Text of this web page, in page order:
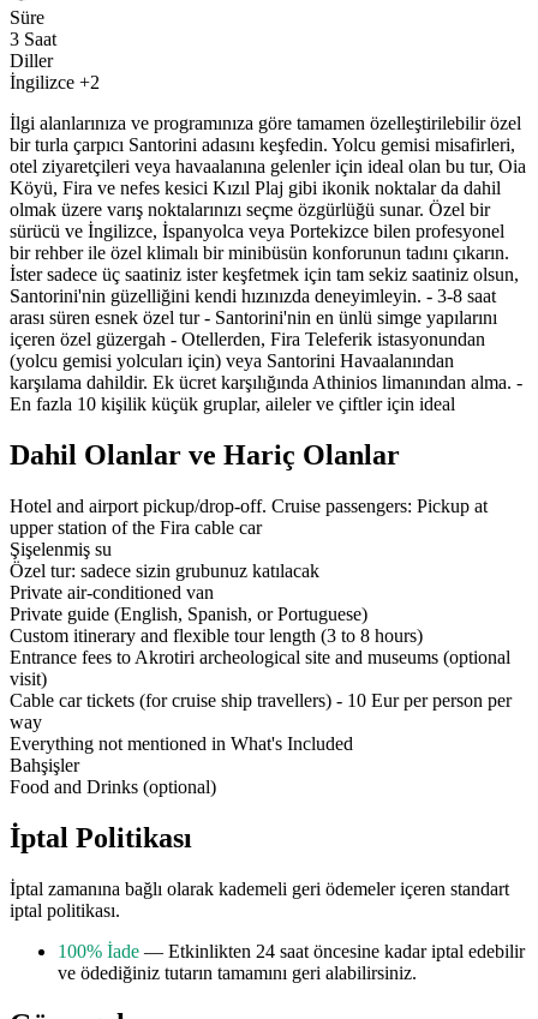
Süre
3 Saat
Diller
İngilizce +2
İlgi alanlarınıza ve programınıza göre tamamen özelleştirilebilir özel
bir turla çarpıcı Santorini adasını keşfedin. Yolcu gemisi misafirleri,
otel ziyaretçileri veya havaalanına gelenler için ideal olan bu tur, Oia
Köyü, Fira ve nefes kesici Kızıl Plaj gibi ikonik noktalar da dahil
olmak üzere varış noktalarınızı seçme özgürlüğü sunar. Özel bir
sürücü ve İngilizce, İspanyolca veya Portekizce bilen profesyonel
bir rehber ile özel klimalı bir minibüsün konforunun tadını çıkarın.
İster sadece üç saatiniz ister keşfetmek için tam sekiz saatiniz olsun,
Santorini'nin güzelliğini kendi hızınızda deneyimleyin. - 3-8 saat
arası süren esnek özel tur - Santorini'nin en ünlü simge yapılarını
içeren özel güzergah - Otellerden, Fira Teleferik istasyonundan
(yolcu gemisi yolcuları için) veya Santorini Havaalanından
karşılama dahildir. Ek ücret karşılığında Athinios limanından alma. -
En fazla 10 kişilik küçük gruplar, aileler ve çiftler için ideal
Dahil Olanlar ve Hariç Olanlar
Hotel and airport pickup/drop-off. Cruise passengers: Pickup at
upper station of the Fira cable car
Şişelenmiş su
Özel tur: sadece sizin grubunuz katılacak
Private air-conditioned van
Private guide (English, Spanish, or Portuguese)
Custom itinerary and flexible tour length (3 to 8 hours)
Entrance fees to Akrotiri archeological site and museums (optional
visit)
Cable car tickets (for cruise ship travellers) - 10 Eur per person per
way
Everything not mentioned in What's Included
Bahşişler
Food and Drinks (optional)
İptal Politikası
İptal zamanına bağlı olarak kademeli geri ödemeler içeren standart
iptal politikası.
100% İade — Etkinlikten 24 saat öncesine kadar iptal edebilir
ve ödediğiniz tutarın tamamını geri alabilirsiniz.